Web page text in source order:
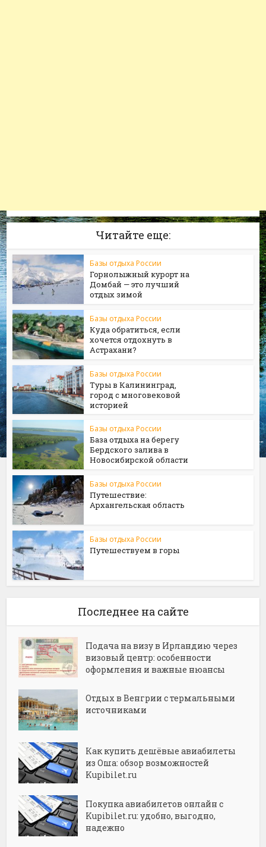
Читайте еще:
Базы отдыха России
Горнолыжный курорт на
Домбай — это лучший
отдых зимой
Базы отдыха России
Куда обратиться, если
хочется отдохнуть в
Астрахани?
Базы отдыха России
Туры в Калининград,
город с многовековой
историей
Базы отдыха России
База отдыха на берегу
Бердского залива в
Новосибирской области
Базы отдыха России
Путешествие:
Архангельская область
Базы отдыха России
Путешествуем в горы
Последнее на сайте
Подача на визу в Ирландию через
визовый центр: особенности
оформления и важные нюансы
Отдых в Венгрии с термальными
источниками
Как купить дешёвые авиабилеты
из Оша: обзор возможностей
Kupibilet.ru
Покупка авиабилетов онлайн с
Kupibilet.ru: удобно, выгодно,
надежно